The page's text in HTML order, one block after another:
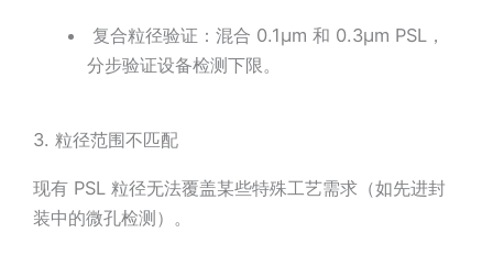
复合粒径验证：混合 0.1μm 和 0.3μm PSL，
分步验证设备检测下限。
3. 粒径范围不匹配
现有 PSL 粒径无法覆盖某些特殊工艺需求（如先进封
装中的微孔检测）。